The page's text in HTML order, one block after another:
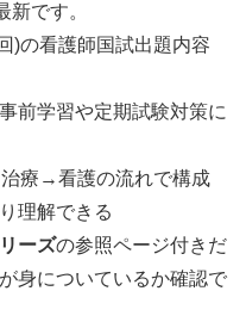
です。
)の看護師国試出題内容
前学習や定期試験対策に
療→看護の流れで構成
理解できる
ーズの参照ページ付きだ
身についているか確認で